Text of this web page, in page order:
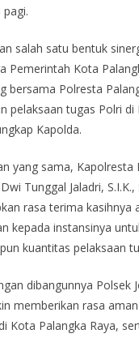
salah satu bentuk
Pemerintah Kota
bersama Polresta
pelaksaan tugas Polri di
Kapolda.
yang sama, Kapolresta
Tunggal Jaladri, S.I.K.,
rasa terima kasihnya
kepada instansinya
kuantitas pelaksaan
dibangunnya Polsek
memberikan rasa
Kota Palangka Raya,